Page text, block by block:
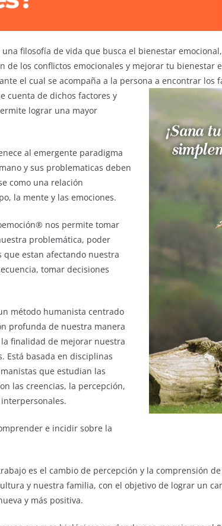
filosofía de vida que busca el bienestar
de los conflictos emocionales y mejorar tu bienestar
el cual se acompaña a la persona a encontrar los
cuenta de dichos factores y
lograr una mayor
al emergente paradigma
y sus problematicas deben
como una relación
la mente y las emociones.
nos permite tomar
problemática, poder
estan afectando nuestra
tomar decisiones
método humanista centrado
profunda de nuestra manera
finalidad de mejorar nuestra
Está basada en disciplinas
que estudian las
las creencias, la percepción,
e incidir sobre la
es el cambio de percepción y la comprensión
y nuestra familia, con el objetivo de lograr un
y más positiva.